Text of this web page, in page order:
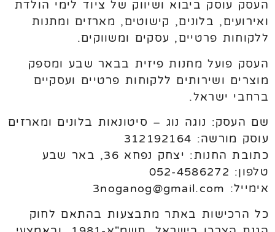
העסק עוסק ביבוא ושיווק של ציוד לימי הולדת
ואירועים, בלונים, קישוטים, מארזים ומתנות
ללקוחות פרטיים, עסקים ומשווקים.
העסק פועל מחנות פיזית בבאר שבע ומספק
מוצרים ושירותים ללקוחות פרטיים ועסקיים
ברחבי ישראל.
שם העסק: נוגה נוג – סיטונאות בלונים ומארזים
עוסק מורשה: 312192164
כתובת החנות: יצחק נפחא 36, באר שבע
טלפון: 052-4586272
אימייל: 3noganog@gmail.com
כל הרכישות באתר מתבצעות בהתאם לחוק